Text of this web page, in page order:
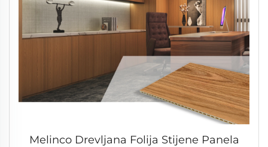
Melinco Drevljana Folija Stijene Panela